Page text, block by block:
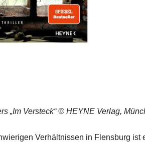
„Im Versteck“ © HEYNE Verlag,
Verhältnissen in Flensburg